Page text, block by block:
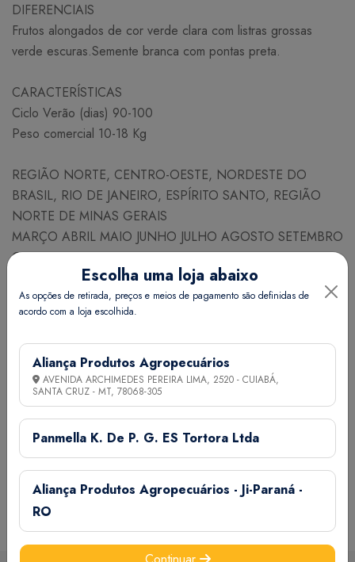
DIFERENCIAIS
Frutos alongados de cor verde clara com listras grossas
verde escuras.Semente branca com pontas preta.
CARACTERÍSTICAS
Ciclo Verão (dias) 90-100
Peso comercial 10-18 Kg
REGIÃO NORTE, CENTRO-OESTE, NORDESTE DO
BRASIL, RIO DE JANEIRO, ESPÍRITO SANTO, REGIÃO
NORTE DE MINAS GERAIS
MARÇO ABRIL MAIO JUNHO JULHO AGOSTO SETEMBRO
OUTUBRO
NECESSIDADE DE SEMESTES PARA PLANTIO
Espaçamento (cm) Linhas x Plantas 200 x 200
Nº aproximado de sementes / g 11
Necessidade (g/ha) 700
Quant. de adubo NPK (g) por co 50
Quant. esterco (g) por cova 250
Germinação (dias) 5 a 14
Informações Técnicas
Certifique-se de verificar essas dimensões cuidadosamente
para evitar quaisquer inconvenientes e garantir que o
Escolha uma loja abaixo
As opções de retirada, preços e meios de pagamento são definidas de
acordo com a loja escolhida.
Aliança Produtos Agropecuários
AVENIDA ARCHIMEDES PEREIRA LIMA, 2520 - CUIABÁ,
SANTA CRUZ - MT, 78068-305
Panmella K. De P. G. ES Tortora Ltda
Aliança Produtos Agropecuários - Ji-Paraná -
RO